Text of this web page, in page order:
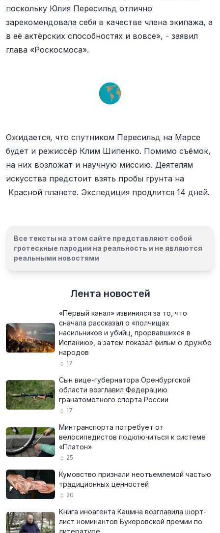
поскольку Юлия Пересильд отлично
зарекомендовала себя в качестве члена экипажа, а
в её актёрских способностях и вовсе», - заявил
глава «Роскосмоса».
Ожидается, что спутником Пересильд на Марсе
будет и режиссёр Клим Шипенко. Помимо съёмок,
на них возложат и научную миссию. Деятелям
искусства предстоит взять пробы грунта на
Красной планете. Экспедиция продлится 14 дней.
Все тексты на этом сайте представляют собой
гротескные пародии на реальность и не являются
реальными новостями
Лента новостей
«Первый канал» извинился за то, что
сначала рассказал о «полчищах
насильников и убийц, прорвавшихся в
Испанию», а затем показал фильм о дружбе
народов
17
Сын вице-губернатора Оренбургской
области возглавил Федерацию
гранатомётного спорта России
17
Минтранспорта потребует от
велосипедистов подключиться к системе
«Платон»
25
Кумовство признали неотъемлемой частью
традиционных ценностей
20
Книга иноагента Кашина возглавила шорт-
лист номинантов Букеровской премии по
литературе